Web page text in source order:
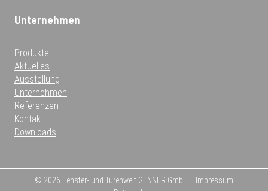
Unternehmen
Produkte
Aktuelles
Ausstellung
Unternehmen
Referenzen
Kontakt
Downloads
© 2026 Fenster- und Türenwelt GENNER GmbH
Impressum